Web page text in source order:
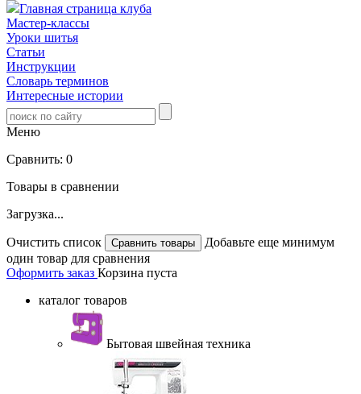
Главная страница клуба
Мастер-классы
Уроки шитья
Статьи
Инструкции
Словарь терминов
Интересные истории
Меню
Сравнить: 0
Товары в сравнении
Загрузка...
Очистить список
Добавьте еще минимум
один товар для сравнения
Оформить заказ Корзина пуста
каталог товаров
Бытовая швейная техника